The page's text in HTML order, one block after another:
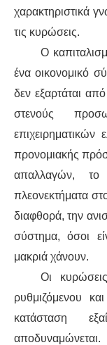
χαρακτηριστικά
τις κυρώσεις.
Ο
ένα οικονομικό
δεν εξαρτάται
στενούς
προνομιακής
απαλλαγών, το
πλεονεκτήματα
διαφθορά, την
σύστημα, όσοι
μακριά χάνουν.
Οι
ρυθμιζόμενου
κατάσταση